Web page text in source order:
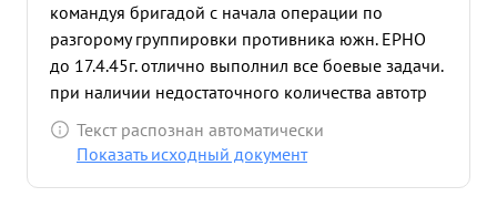
командуя бригадой с начала операции по
разгорому группировки противника южн. ЕРНО
до 17.4.45г. отлично выполнил все боевые задачи.
при наличии недостаточного количества автотр
анспорта с началом операции сумел ввести в бой
все исправные орудия и главным в образом
Текст распознан автоматически
Показать исходный документ